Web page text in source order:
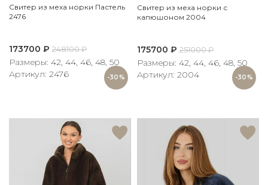
-30%
Свитер из меха норки Пастель
2476
173700 ₽ 248100₽
Размеры: 42, 44, 46, 48, 50
Артикул: 2476
-30%
Свитер из меха норки с
капюшоном 2004
175700 ₽ 251000₽
Размеры: 42, 44, 46, 48, 50
Артикул: 2004